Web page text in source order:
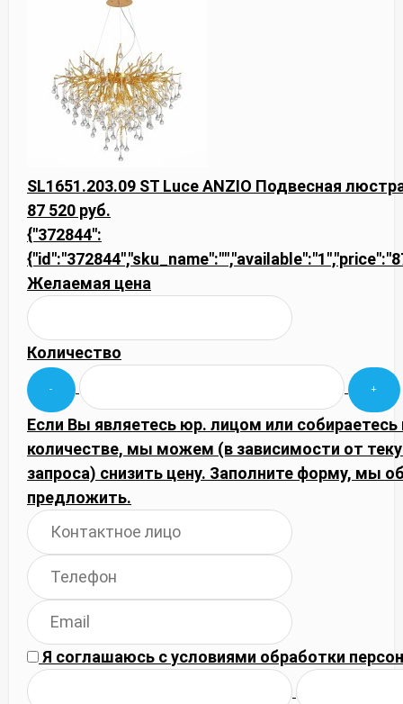
SL1651.203.09 ST Luce ANZIO Подвесная
87 520 руб.
{"372844":
Желаемая цена
Количество
Если Вы являетесь юр. лицом или
количестве, мы можем (в зависимости от
запроса) снизить цену. Заполните форму, мы
предложить.
Я соглашаюсь сусловиями обработки